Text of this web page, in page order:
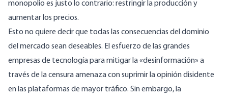
monopolio es justo lo contrario: restringir la producción y
aumentar los precios.
Esto no quiere decir que todas las consecuencias del dominio
del mercado sean deseables. El esfuerzo de las grandes
empresas de tecnología para mitigar la «desinformación» a
través de lacensuraamenaza con suprimir la opinión disidente
en las plataformas de mayor tráfico. Sin embargo, la